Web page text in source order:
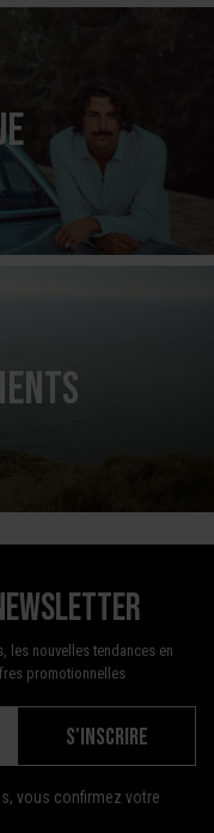
les nouvelles tendances en
promotionnelles
S'INSCRIRE
vous confirmez votre